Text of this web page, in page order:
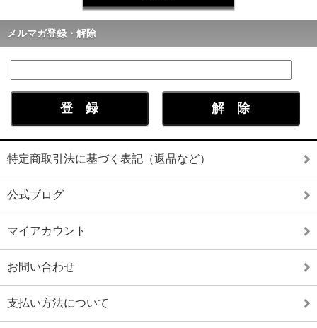
メルマガ登録・解除
特定商取引法に基づく表記（返品など）
公式ブログ
マイアカウント
お問い合わせ
支払い方法について